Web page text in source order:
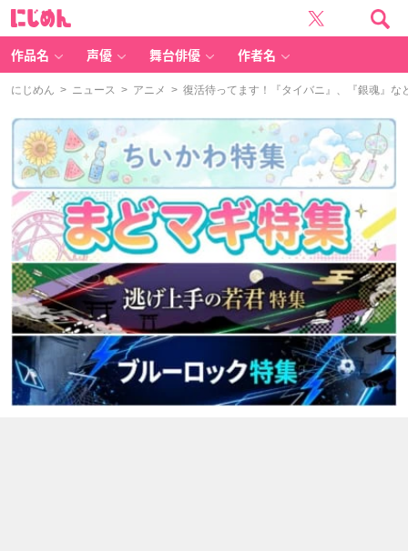
作品名 声優 舞台俳優 作者名
にじめん > ニュース > アニメ > 復活待ってます！『タイバニ』、『銀魂』な